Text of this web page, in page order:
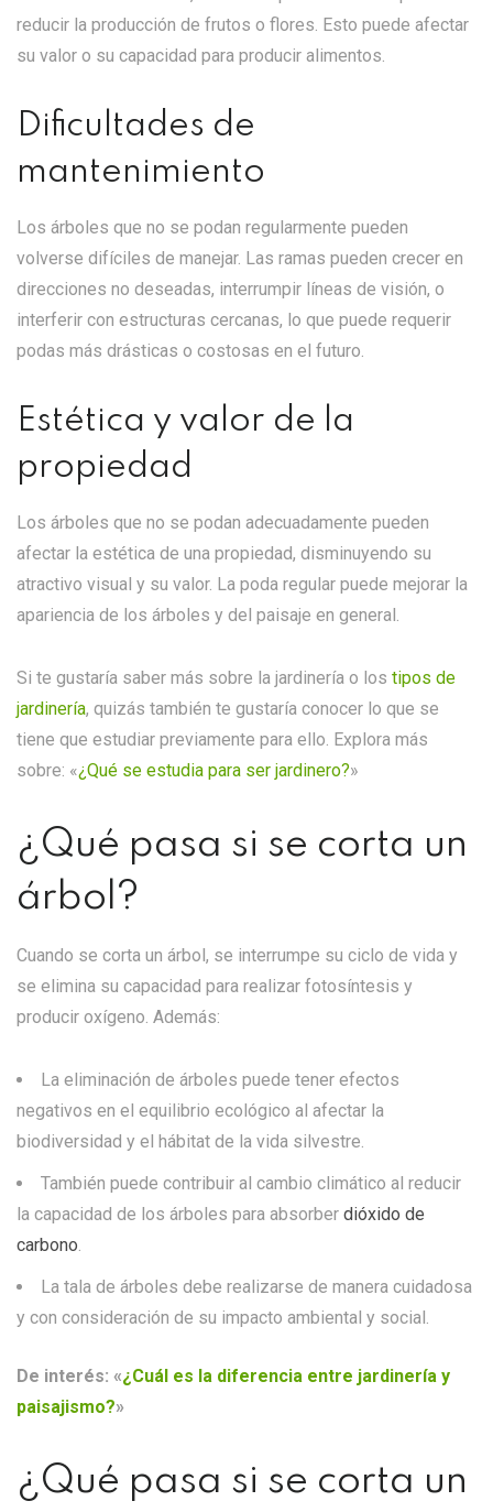
reducir la producción de frutos o flores. Esto puede afectar
su valor o su capacidad para producir alimentos.
Dificultades de
mantenimiento
Los árboles que no se podan regularmente pueden
volverse difíciles de manejar. Las ramas pueden crecer en
direcciones no deseadas, interrumpir líneas de visión, o
interferir con estructuras cercanas, lo que puede requerir
podas más drásticas o costosas en el futuro.
Estética y valor de la
propiedad
Los árboles que no se podan adecuadamente pueden
afectar la estética de una propiedad, disminuyendo su
atractivo visual y su valor. La poda regular puede mejorar la
apariencia de los árboles y del paisaje en general.
Si te gustaría saber más sobre la jardinería o los tipos de
jardinería, quizás también te gustaría conocer lo que se
tiene que estudiar previamente para ello. Explora más
sobre: «¿Qué se estudia para ser jardinero?»
¿Qué pasa si se corta un
árbol?
Cuando se corta un árbol, se interrumpe su ciclo de vida y
se elimina su capacidad para realizar fotosíntesis y
producir oxígeno. Además:
La eliminación de árboles puede tener efectos
negativos en el equilibrio ecológico al afectar la
biodiversidad y el hábitat de la vida silvestre.
También puede contribuir al cambio climático al reducir
la capacidad de los árboles para absorber dióxido de
carbono.
La tala de árboles debe realizarse de manera cuidadosa
y con consideración de su impacto ambiental y social.
De interés: «¿Cuál es la diferencia entre jardinería y
paisajismo?»
¿Qué pasa si se corta un